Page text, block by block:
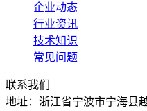
企业动态
行业资讯
技术知识
常见问题
联系我们
地址：浙江省宁波市宁海县